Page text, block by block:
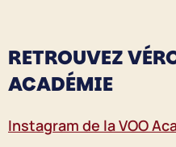
RETROUVEZ
ACADÉMIE
Instagram de la VOO